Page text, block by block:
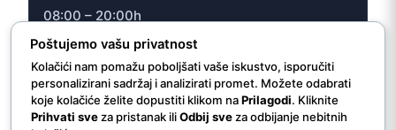
08:00 – 20:00h
Sub
08:00 – 16:30h
Poštujemo vašu privatnost
Kolačići nam pomažu poboljšati vaše iskustvo, isporučiti
personalizirani sadržaj i analizirati promet. Možete odabrati
koje kolačiće želite dopustiti klikom naPrilagodi. Kliknite
Prihvati sveza pristanak iliOdbij sveza odbijanje nebitnih